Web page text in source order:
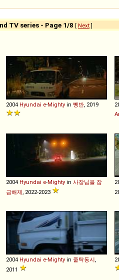
TV series - Page 1/8 [ Next]
2004 Hyundai e-Mighty in 뺑반 , 2019
2004 Hyundai e-Mighty in 사장님을 잠
금해제 , 2022-2023
2004 Hyundai e-Mighty in 줄탁동시
2011